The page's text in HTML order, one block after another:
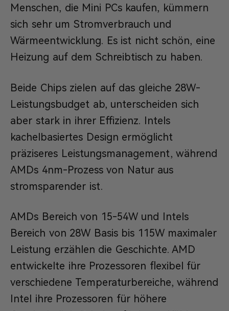
Menschen, die Mini PCs kaufen, kümmern
sich sehr um Stromverbrauch und
Wärmeentwicklung. Es ist nicht schön, eine
Heizung auf dem Schreibtisch zu haben.
Beide Chips zielen auf das gleiche 28W-
Leistungsbudget ab, unterscheiden sich
aber stark in ihrer Effizienz. Intels
kachelbasiertes Design ermöglicht
präziseres Leistungsmanagement, während
AMDs 4nm-Prozess von Natur aus
stromsparender ist.
AMDs Bereich von 15-54W und Intels
Bereich von 28W Basis bis 115W maximaler
Leistung erzählen die Geschichte. AMD
entwickelte ihre Prozessoren flexibel für
verschiedene Temperaturbereiche, während
Intel ihre Prozessoren für höhere